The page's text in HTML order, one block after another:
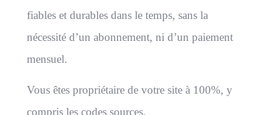
fiables et durables dans le temps, sans la
nécessité d’un abonnement, ni d’un paiement
mensuel.
Vous êtes propriétaire de votre site à 100%, y
compris les codes sources.